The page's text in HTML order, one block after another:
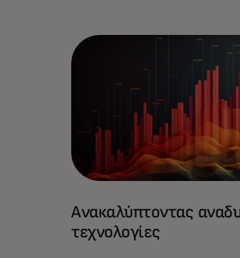
Ανακαλύπτοντας
τεχνολογίες